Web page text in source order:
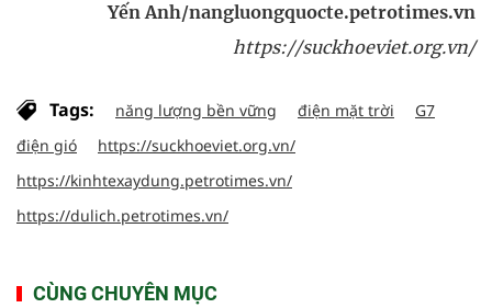
Yến Anh/nangluongquocte.petrotimes.vn
https://suckhoeviet.org.vn/
Tags: năng lượng bền vững điện mặt trời
G7
điện gió
https://suckhoeviet.org.vn/
https://kinhtexaydung.petrotimes.vn/
https://dulich.petrotimes.vn/
CÙNG CHUYÊN MỤC